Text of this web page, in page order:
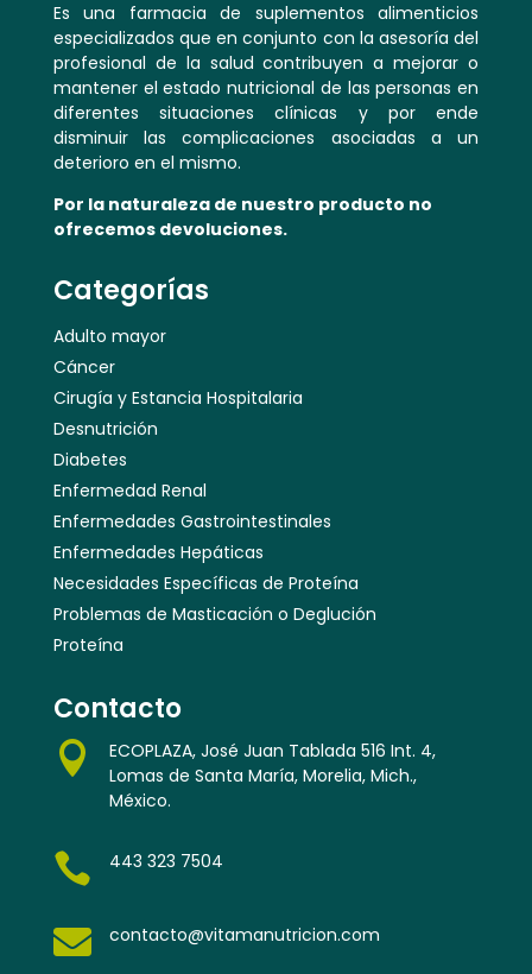
Es una farmacia de suplementos alimenticios
especializados que en conjunto con la asesoría del
profesional de la salud contribuyen a mejorar o
mantener el estado nutricional de las personas en
diferentes situaciones clínicas y por ende
disminuir las complicaciones asociadas a un
deterioro en el mismo.
Por la naturaleza de nuestro producto no
ofrecemos devoluciones.
Categorías
Adulto mayor
Cáncer
Cirugía y Estancia Hospitalaria
Desnutrición
Diabetes
Enfermedad Renal
Enfermedades Gastrointestinales
Enfermedades Hepáticas
Necesidades Específicas de Proteína
Problemas de Masticación o Deglución
Proteína
Contacto

ECOPLAZA, José Juan Tablada 516 Int. 4,
Lomas de Santa María, Morelia, Mich.,
México.
 443 323 7504
 contacto@vitamanutricion.com